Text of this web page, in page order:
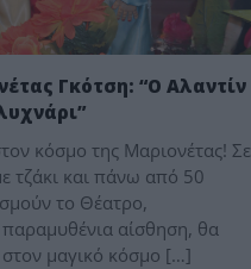
Γκότση: “Ο Αλαντίν
κόσμο της Μαριονέτας! Σε
τζάκι και πάνω από 50
το Θέατρο,
παραμυθένια αίσθηση, θα
μαγικό κόσμο […]